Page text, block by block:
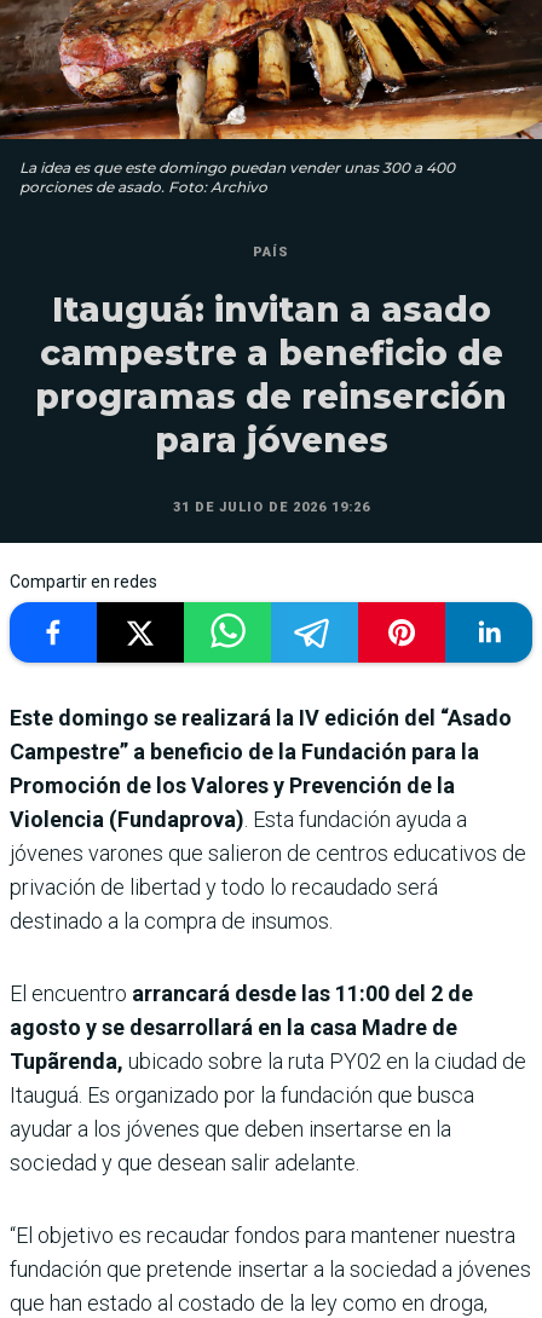
La idea es que este domingo puedan vender unas 300 a 400
porciones de asado. Foto: Archivo
PAÍS
Itauguá: invitan a asado
campestre a beneficio de
programas de reinserción
para jóvenes
31 DE JULIO DE 2026 19:26
Compartir en redes
Este domingo se realizará la IV edición del “Asado
Campestre” a beneficio de la Fundación para la
Promoción de los Valores y Prevención de la
Violencia (Fundaprova) . Esta fundación ayuda a
jóvenes varones que salieron de centros educativos de
privación de libertad y todo lo recaudado será
destinado a la compra de insumos.
El encuentro arrancará desde las 11:00 del 2 de
agosto y se desarrollará en la casa Madre de
Tupãrenda, ubicado sobre la ruta PY02 en la ciudad de
Itauguá. Es organizado por la fundación que busca
ayudar a los jóvenes que deben insertarse en la
sociedad y que desean salir adelante.
“El objetivo es recaudar fondos para mantener nuestra
fundación que pretende insertar a la sociedad a jóvenes
que han estado al costado de la ley como en droga,